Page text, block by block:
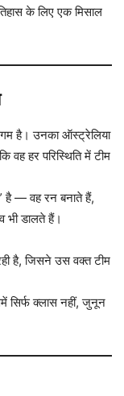
के लिए एक मिसाल
है। उनका ऑस्ट्रेलिया
वह हर परिस्थिति में टीम
है — वह रन बनाते हैं,
भी डालते हैं।
है, जिसने उस वक्त टीम
सिर्फ क्लास नहीं, जुनून